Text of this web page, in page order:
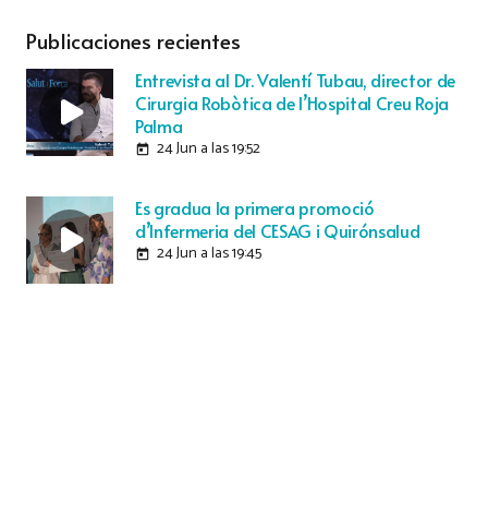
Publicaciones recientes
Entrevista al Dr. Valentí Tubau, director de
Cirurgia Robòtica de l’Hospital Creu Roja
Palma
today 24 Jun a las 19:52
Es gradua la primera promoció
d’Infermeria del CESAG i Quirónsalud
today 24 Jun a las 19:45